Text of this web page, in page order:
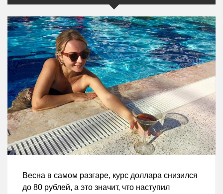
Весна в самом разгаре, курс доллара снизился
до 80 рублей, а это значит, что наступил